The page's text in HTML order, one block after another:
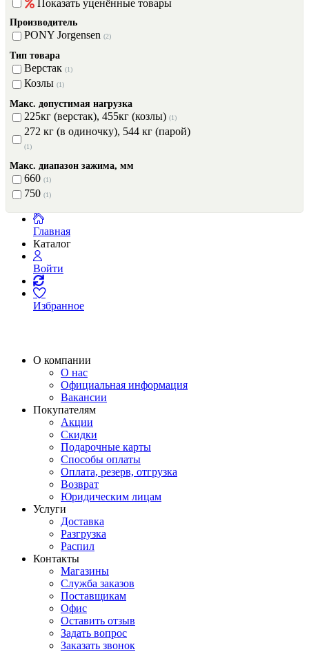
Показать уценённые товары
Производитель
PONY Jorgensen (2)
Тип товара
Верстак (1)
Козлы (1)
Макс. допустимая нагрузка
225кг (верстак), 455кг (козлы) (1)
272 кг (в одиночку), 544 кг (парой)
(1)
Макс. диапазон зажима, мм
660 (1)
750 (1)
Главная
Каталог
Войти
Избранное
О компании
О нас
Официальная информация
Вакансии
Покупателям
Акции
Скидки
Подарочные карты
Способы оплаты
Оплата, резерв, отгрузка
Возврат
Юридическим лицам
Услуги
Доставка
Разгрузка
Распил
Контакты
Магазины
Служба заказов
Поставщикам
Офис
Оставить отзыв
Задать вопрос
Заказать звонок